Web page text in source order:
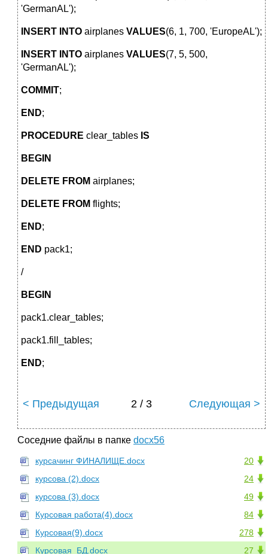
'GermanAL');
INSERT INTO airplanes VALUES(6, 1, 700, 'EuropeAL');
INSERT INTO airplanes VALUES(7, 5, 500,
'GermanAL');
COMMIT;
END;
PROCEDURE clear_tables IS
BEGIN
DELETE FROM airplanes;
DELETE FROM flights;
END;
END pack1;
/
BEGIN
pack1.clear_tables;
pack1.fill_tables;
END;
< Предыдущая 2 / 3 Следующая >
Соседние файлы в папке docx56
20
курсачинг ФИНАЛИЩЕ.docx
24
курсова (2).docx
49
курсова (3).docx
84
Курсовая работа(4).docx
278
Курсовая(9).docx
27
Курсовая_БД.docx